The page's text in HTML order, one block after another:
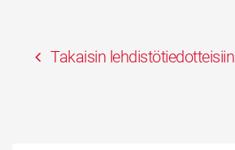
Takaisin lehdistötiedotteisiin